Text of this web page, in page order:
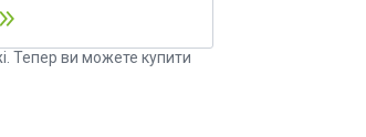
Тепер ви можете купити